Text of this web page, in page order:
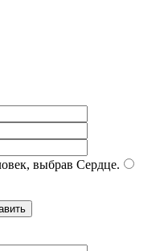
выбрав Сердце.